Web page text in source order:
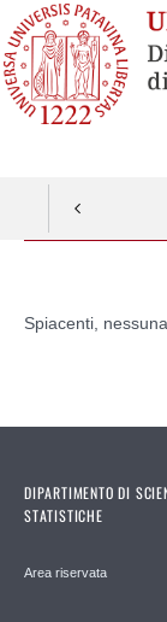
contenuto
Spiacenti,
DIPARTIMENTO DI
STATISTICHE
Area riservata